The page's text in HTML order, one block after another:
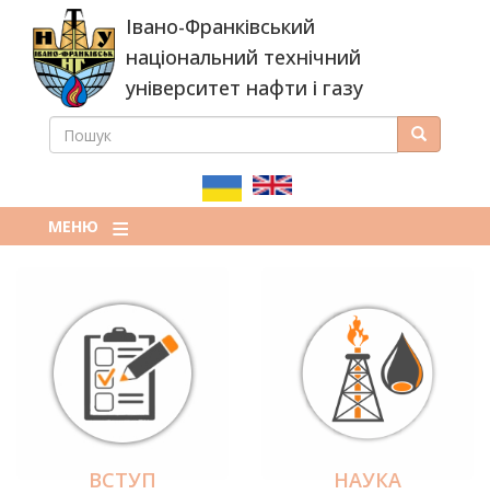
основного
вмісту
Івано-Франківський
національний технічний
університет нафти і газу
ПОШУКОВА
ПОШУК Пошук
МЕНЮ
ВСТУП НАУКА